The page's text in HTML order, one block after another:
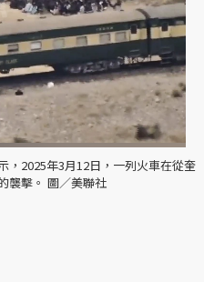
，2025年3月12日，一列火車在從奎
襲擊。 圖／美聯社